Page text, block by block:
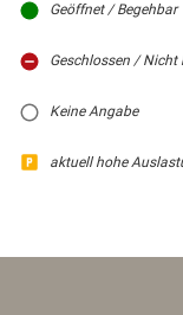
Geöffnet / Begehbar
Geschlossen / Nicht
Keine Angabe
aktuell hohe